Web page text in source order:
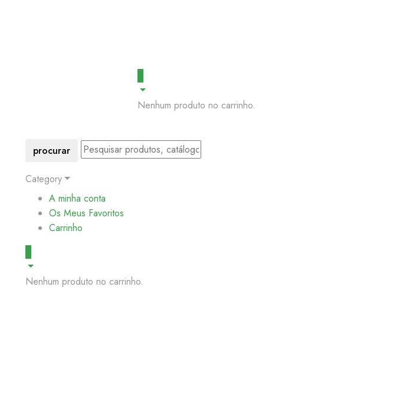
Nenhum produto no carrinho.
procurar
Category
A minha conta
Os Meus Favoritos
Carrinho
Nenhum produto no carrinho.